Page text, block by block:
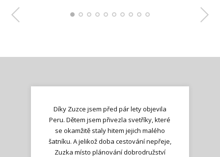
Díky Zuzce jsem před pár lety objevila
Peru. Dětem jsem přivezla svetříky, které
se okamžitě staly hitem jejich malého
šatníku. A jelikož doba cestování nepřeje,
Zuzka místo plánování dobrodružství